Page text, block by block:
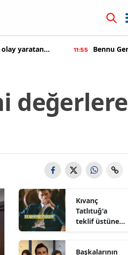
Bennu Gerede hakkında
değerlere
Kıvanç
Tatlıtuğ'a
teklif üstüne
Başkalarının